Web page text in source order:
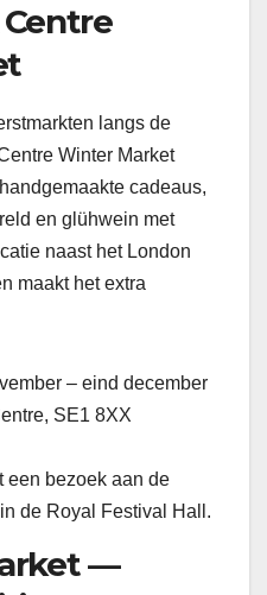
langs de
Winter Market
cadeaus,
en glühwein met
naast het London
maakt het extra
– eind december
SE1 8XX
een bezoek aan de
de Royal Festival Hall.
—